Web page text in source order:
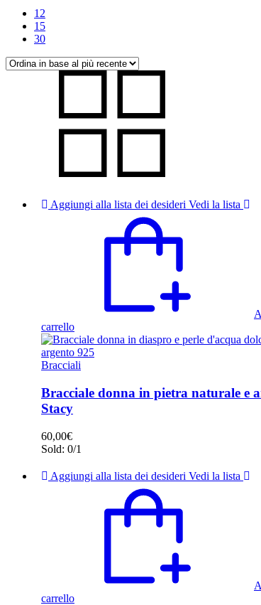
12
15
30
Aggiungi alla lista dei desideri Vedi la lista
carrello
Bracciali
Bracciale donna in pietra naturale e
Stacy
60,00€
Sold: 0/1
Aggiungi alla lista dei desideri Vedi la lista
carrello